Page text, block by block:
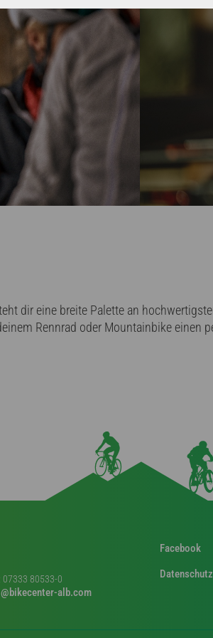
dir eine breite Palette an
Rennrad oder Mountainbike einen
07333 80533-0
alb.com
Facebook